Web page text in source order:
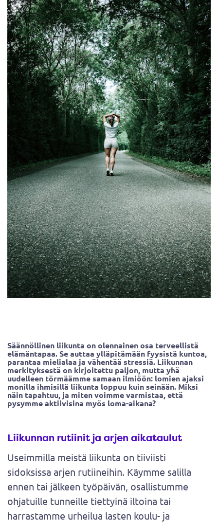
Säännöllinen liikunta on olennainen osa terveellistä
elämäntapaa. Se auttaa ylläpitämään fyysistä kuntoa,
parantaa mielialaa ja vähentää stressiä. Liikunnan
merkityksestä on kirjoitettu paljon, mutta yhä
uudelleen törmäämme samaan ilmiöön: lomien ajaksi
monilla ihmisillä liikunta loppuu kuin seinään. Miksi
näin tapahtuu, ja miten voimme varmistaa, että
pysymme aktiivisina myös loma-aikana?
Liikunnan rutiinit ja arjen aikataulut
Useimmilla meistä liikunta on tiiviisti
sidoksissa arjen rutiineihin. Käymme salilla
ennen tai jälkeen työpäivän, osallistumme
ohjatuille tunneille tiettyinä iltoina tai
harrastamme urheilua lasten koulu- ja